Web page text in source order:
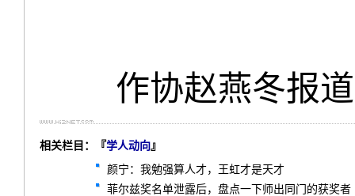
作协赵燕冬报道
相关栏目：『学人动向』
颜宁：我勉强算人才，王虹才是天才
菲尔兹奖名单泄露后，盘点一下师出同门的获奖者